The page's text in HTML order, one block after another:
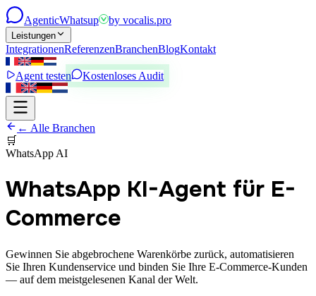
AgenticWhatsup by vocalis.pro
Leistungen
IntegrationenReferenzenBranchenBlogKontakt
Agent testen Kostenloses Audit
← Alle Branchen
🛒
WhatsApp AI
WhatsApp KI-Agent für E-
Commerce
Gewinnen Sie abgebrochene Warenkörbe zurück, automatisieren
Sie Ihren Kundenservice und binden Sie Ihre E-Commerce-Kunden
— auf dem meistgelesenen Kanal der Welt.